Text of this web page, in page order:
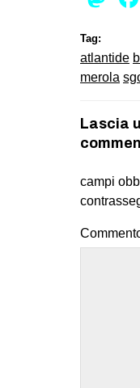
Tag:
atlantide
merola
Lascia
campi